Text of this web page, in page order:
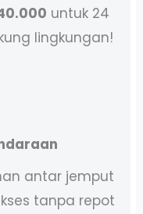
untuk 24
lingkungan!
antar jemput
tanpa repot